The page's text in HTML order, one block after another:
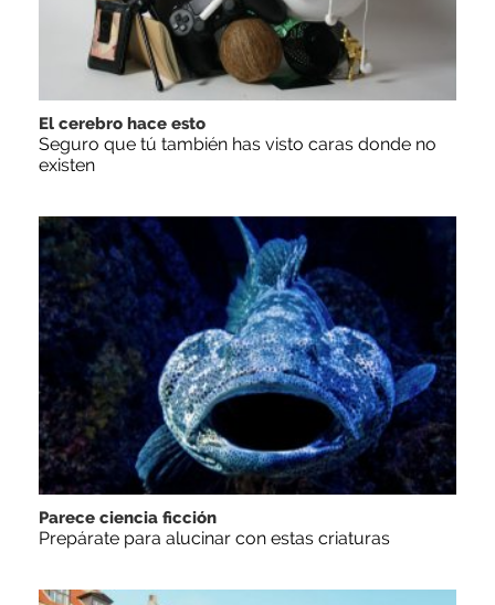
El cerebro hace esto
Seguro que tú también has visto caras donde no
existen
Parece ciencia ficción
Prepárate para alucinar con estas criaturas